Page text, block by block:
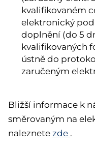
kvalifikovaném
elektronický
doplnění (do 5
kvalifikovaných
ústně do
zaručeným
Bližší informace k
směrovaným na
naleznete zde .